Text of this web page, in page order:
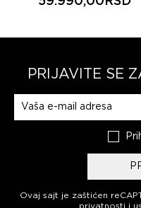
PRIJAVITE SE
Ovaj sajt je zaštićen
privatnosti i